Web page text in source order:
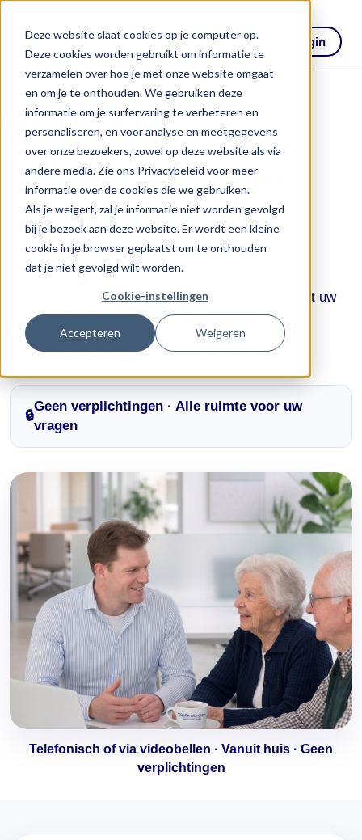
Deze website slaat cookies op je computer op.
Deze cookies worden gebruikt om informatie te
verzamelen over hoe je met onze website omgaat
en om je te onthouden. We gebruiken deze
informatie om je surfervaring te verbeteren en
personaliseren, en voor analyse en meetgegevens
over onze bezoekers, zowel op deze website als via
andere media. Zie ons Privacybeleid voor meer
informatie over de cookies die we gebruiken.
Als je weigert, zal je informatie niet worden gevolgd
bij je bezoek aan deze website. Er wordt een kleine
cookie in je browser geplaatst om te onthouden
dat je niet gevolgd wilt worden.
Cookie-instellingen
Accepteren Weigeren
Overwaarde-checkReviewsAfspraakOver ons Login
Bespreek uw
mogelijkheden met een
overwaarde-specialist
Gratis en vrijblijvend gesprek
Persoonlijk afgestemd op uw situatie
Onafhankelijk advies, inclusief vergelijking met uw
eigen bank
Telefonisch of via een videogesprek mogelijk
🔒
Geen verplichtingen · Alle ruimte voor uw
vragen
Telefonisch of via videobellen · Vanuit huis · Geen
verplichtingen